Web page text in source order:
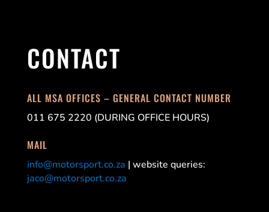
CONTACT
ALL MSA OFFICES – GENERAL CONTACT NUMBER
011 675 2220 (DURING OFFICE HOURS)
MAIL
info@motorsport.co.za | website queries:
jaco@motorsport.co.za